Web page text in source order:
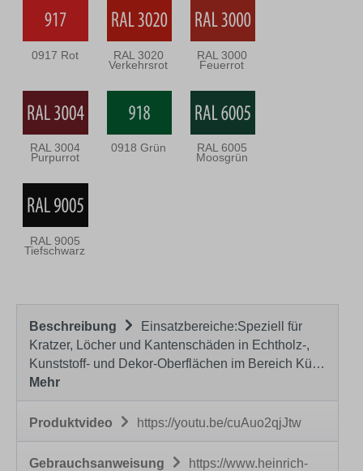
0917 Rot RAL 3020
Verkehrsrot
RAL 3000
Feuerrot
RAL 3004
Purpurrot
0918 Grün RAL 6005
Moosgrün
RAL 9005
Tiefschwarz
Beschreibung
Einsatzbereiche:Speziell für
Kratzer, Löcher und Kantenschäden in Echtholz-,
Kunststoff- und Dekor-Oberflächen im Bereich Kü…
Mehr
Produktvideo https://youtu.be/cuAuo2qjJtw
Gebrauchsanweisung
https://www.heinrich-